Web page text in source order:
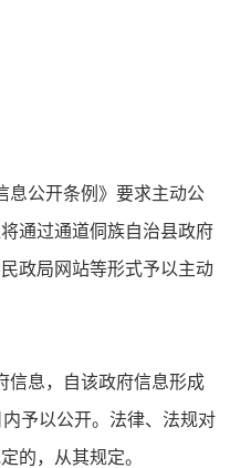
公开条例》要求主动公
通过通道侗族自治县政府
政局网站等形式予以主动
息，自该政府信息形成
予以公开。法律、法规对
的，从其规定。